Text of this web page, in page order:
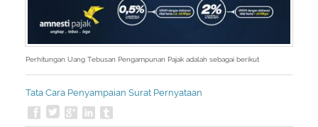
Perhitungan Uang Tebusan Pengampunan Pajak adalah sebagai berikut
Tata Cara Penyampaian Surat Pernyataan